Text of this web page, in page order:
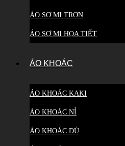
ÁO SƠ MI TRƠN
ÁO SƠ MI HỌA TIẾT
ÁO KHOÁC
ÁO KHOÁC KAKI
ÁO KHOÁC NỈ
ÁO KHOÁC DÙ